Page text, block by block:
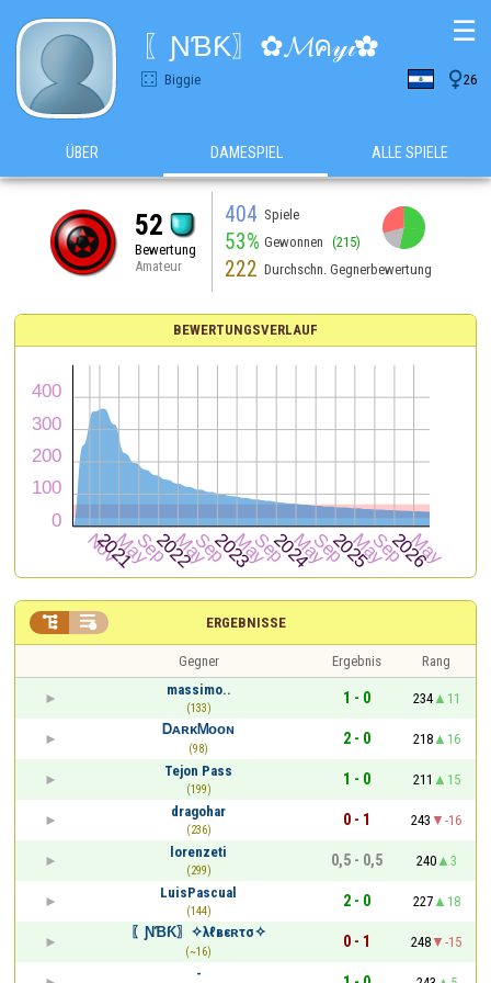
〖ƝƁƘ〗✿𝓜ค𝓎𝒾✿
Biggie 26
☰
ÜBER DAMESPIEL ALLE SPIELE
52
Bewertung
Amateur
404 Spiele
53% Gewonnen (215)
222 Durchschn. Gegnerbewertung
BEWERTUNGSVERLAUF
ERGEBNISSE
 
Gegner Ergebnis
Rang
massimo..
(133)
1 - 0 234
11
ᎠᴀʀᴋᎷᴏᴏɴ
(98)
2 - 0 218
16
Tejon Pass
(199)
1 - 0 211
15
dragohar
(236)
0 - 1 243
-16
lorenzeti
(299)
0,5 - 0,5 240
3
LuisPascual
(144)
2 - 0 227
18
〖ƝƁƘ〗✧λℓвεʀτσ✧
(~16)
0 - 1 248
-15
-